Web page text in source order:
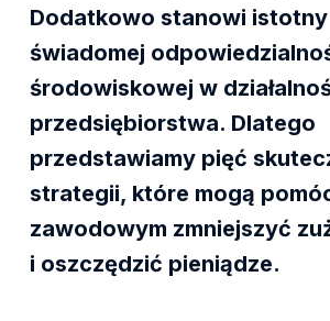
Dodatkowo stanowi istotny
świadomej
środowiskowej w
przedsiębiorstwa. Dlatego
przedstawiamy pięć
strategii, które mogą
zawodowym zmniejszyć
i oszczędzić pieniądze.